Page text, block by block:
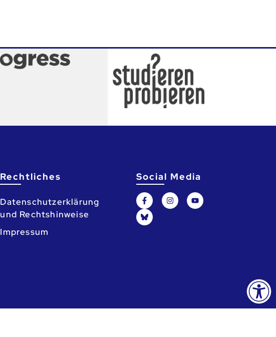
Rechtliches
Datenschutzerklärung
und Rechtshinweise
Impressum
Social Media